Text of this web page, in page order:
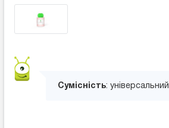
Сумісність: універсальний